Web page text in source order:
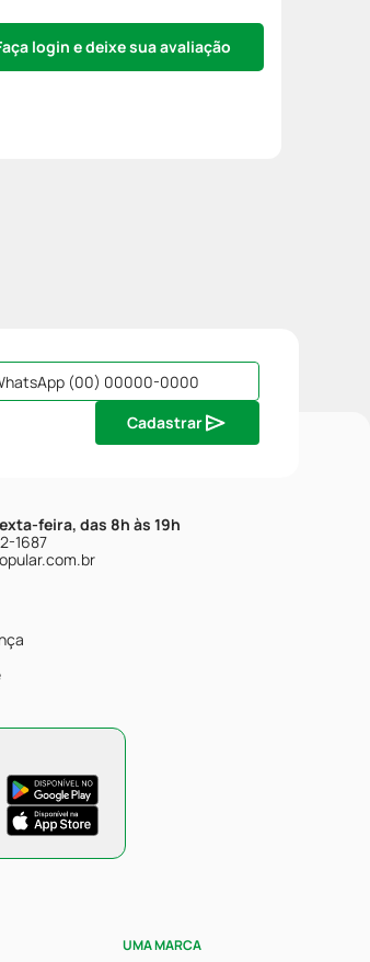
login e deixe sua avaliação
Cadastrar
feira, das 8h às 19h
1687
UMA MARCA